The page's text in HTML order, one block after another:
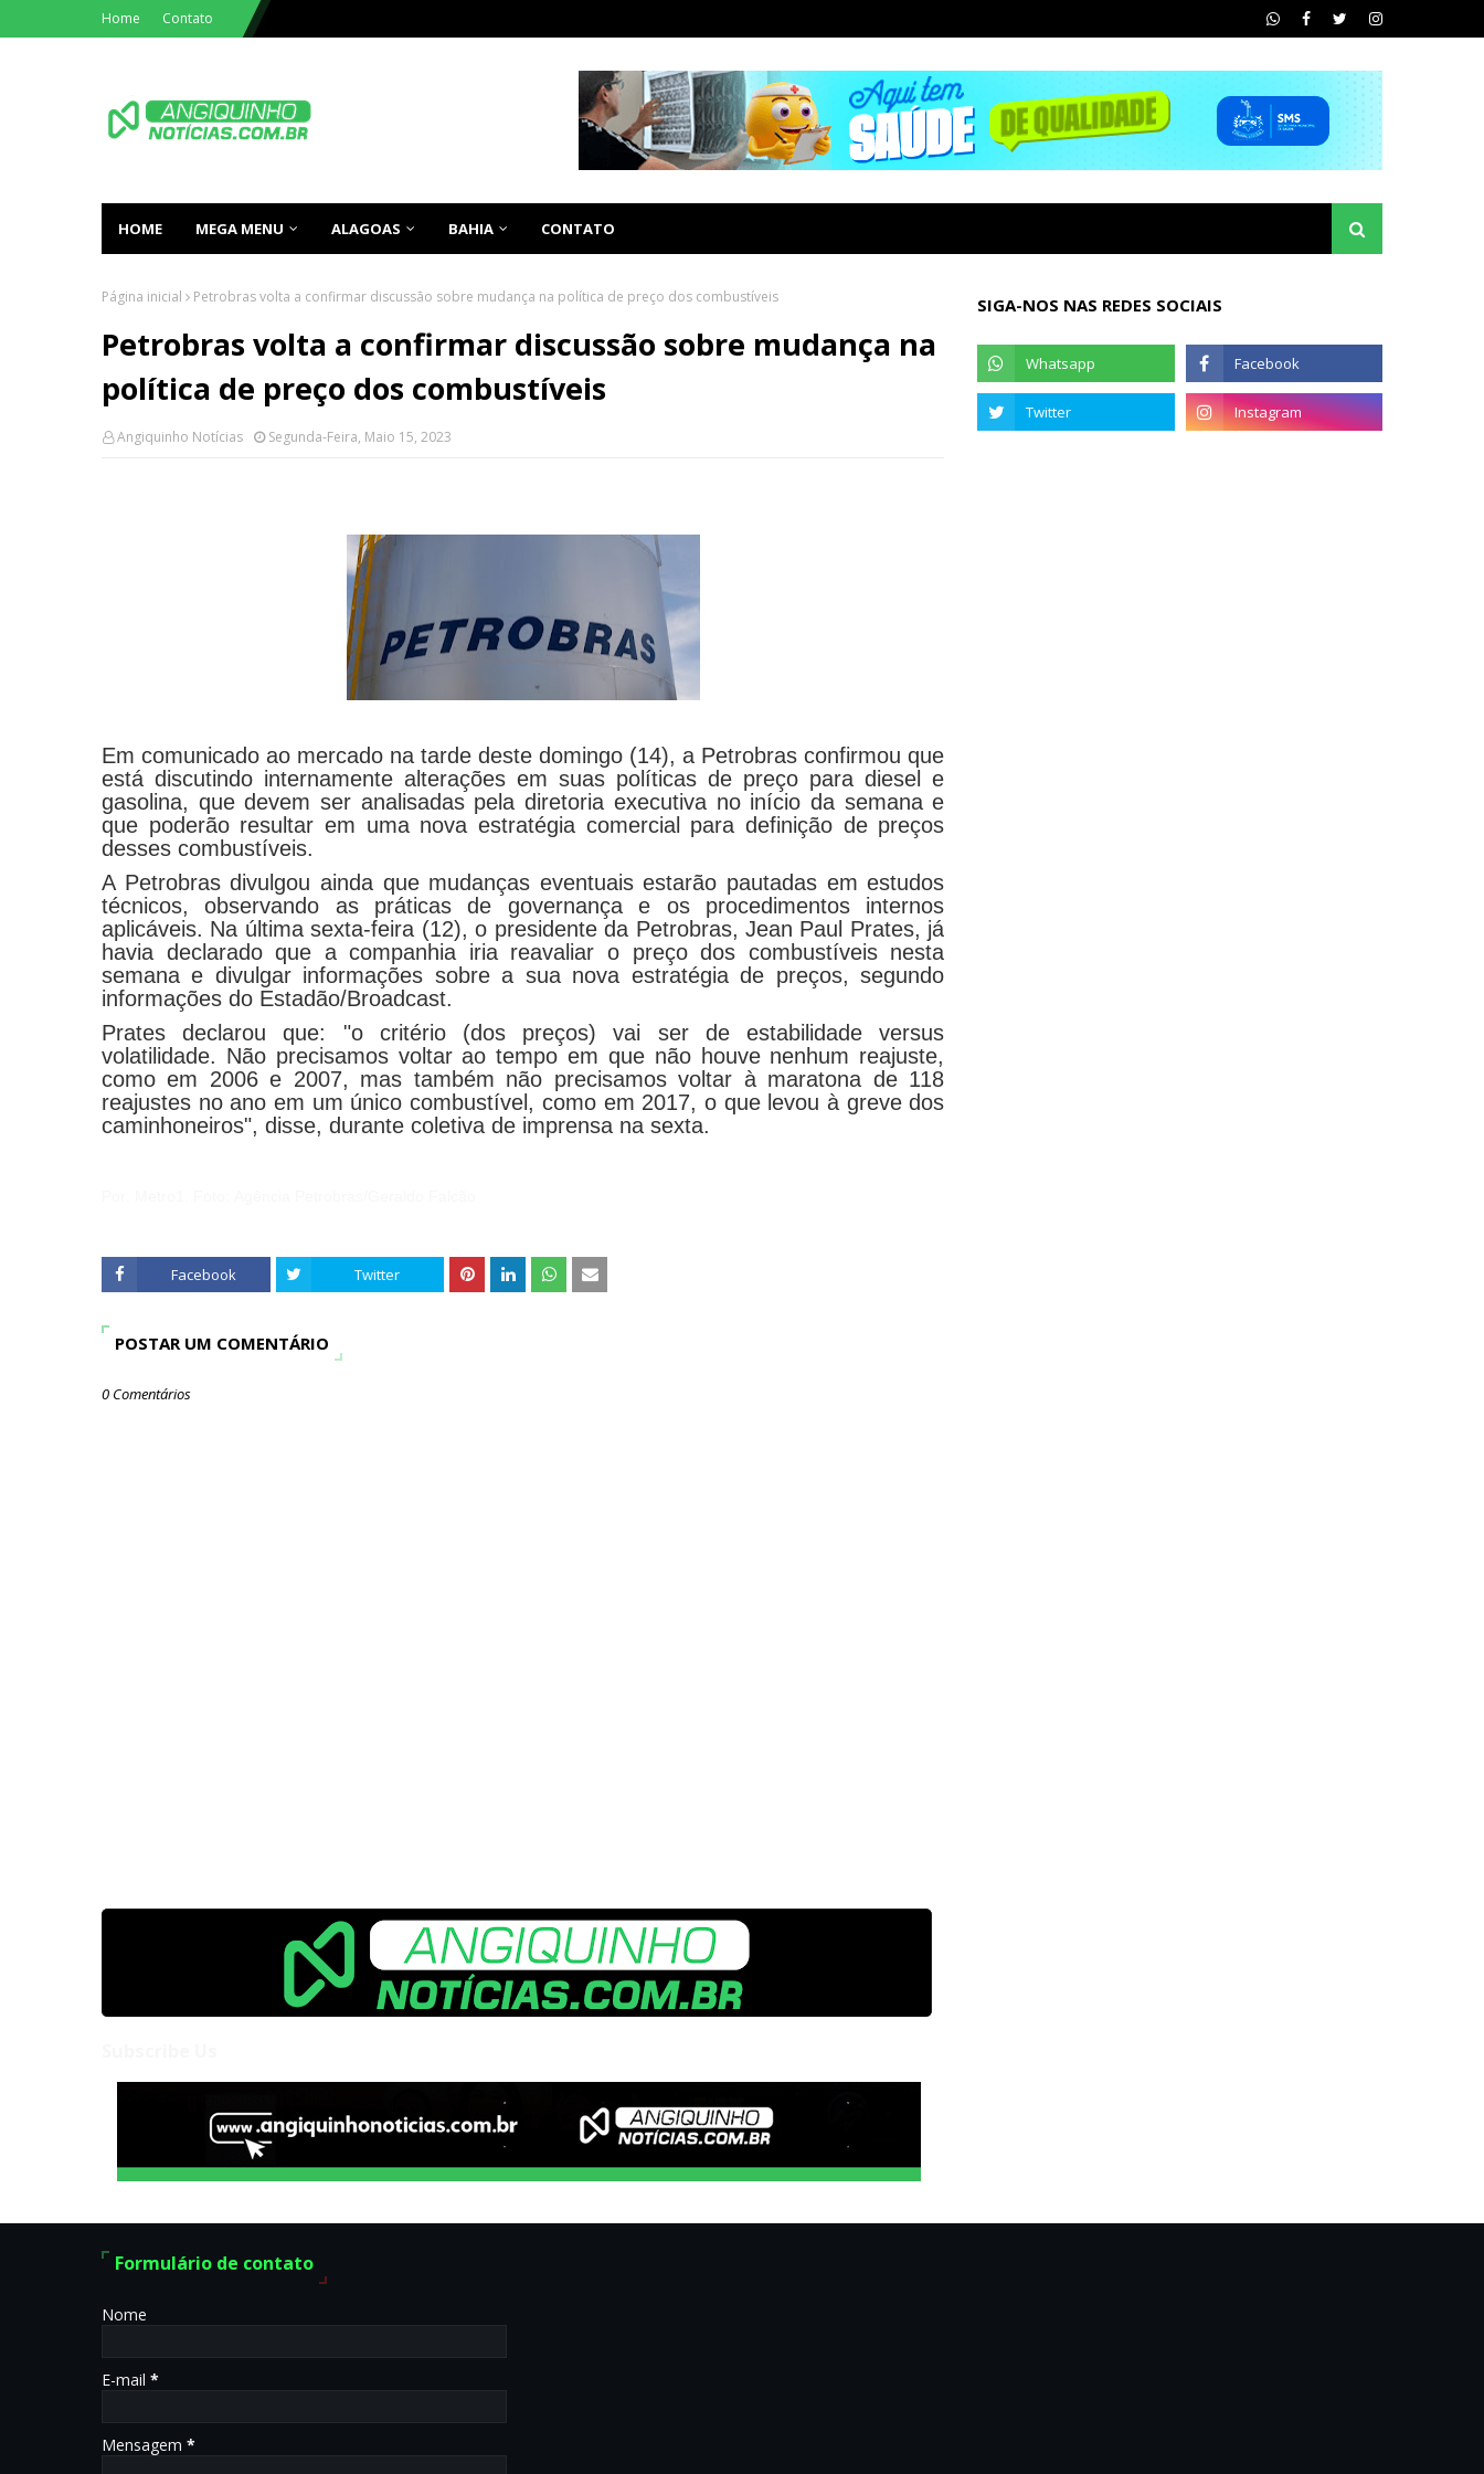
Home Contato
HOME MEGA MENU ALAGOAS BAHIA CONTATO
Página inicial Petrobras volta a confirmar discussão sobre mudança na política de preço dos combustíveis
Petrobras volta a confirmar discussão sobre mudança na
política de preço dos combustíveis
Angiquinho Notícias Segunda-Feira, Maio 15, 2023
Em comunicado ao mercado na tarde deste domingo (14), a Petrobras confirmou que
está discutindo internamente alterações em suas políticas de preço para diesel e
gasolina, que devem ser analisadas pela diretoria executiva no início da semana e
que poderão resultar em uma nova estratégia comercial para definição de preços
desses combustíveis.
A Petrobras divulgou ainda que mudanças eventuais estarão pautadas em estudos
técnicos, observando as práticas de governança e os procedimentos internos
aplicáveis. Na última sexta-feira (12), o presidente da Petrobras, Jean Paul Prates, já
havia declarado que a companhia iria reavaliar o preço dos combustíveis nesta
semana e divulgar informações sobre a sua nova estratégia de preços, segundo
informações do Estadão/Broadcast.
Prates declarou que: "o critério (dos preços) vai ser de estabilidade versus
volatilidade. Não precisamos voltar ao tempo em que não houve nenhum reajuste,
como em 2006 e 2007, mas também não precisamos voltar à maratona de 118
reajustes no ano em um único combustível, como em 2017, o que levou à greve dos
caminhoneiros", disse, durante coletiva de imprensa na sexta.
Facebook Twitter
POSTAR UM COMENTÁRIO
0 Comentários
SIGA-NOS NAS REDES SOCIAIS
Formulário de contato
Nome
E-mail *
Mensagem *